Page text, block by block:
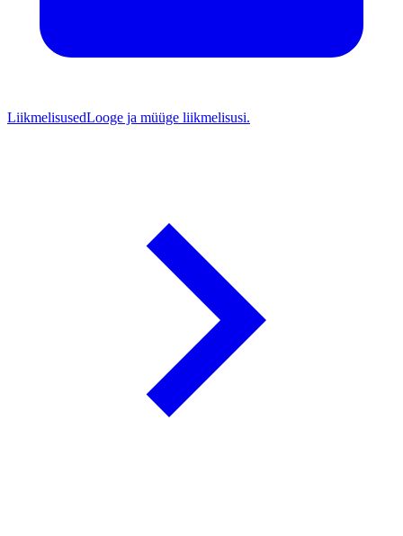
LiikmelisusedLooge ja müüge liikmelisusi.